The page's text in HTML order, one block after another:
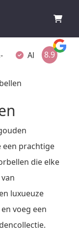
Altijd verpakt
8.9
een prachtige
die elke
luxueuze
voeg een